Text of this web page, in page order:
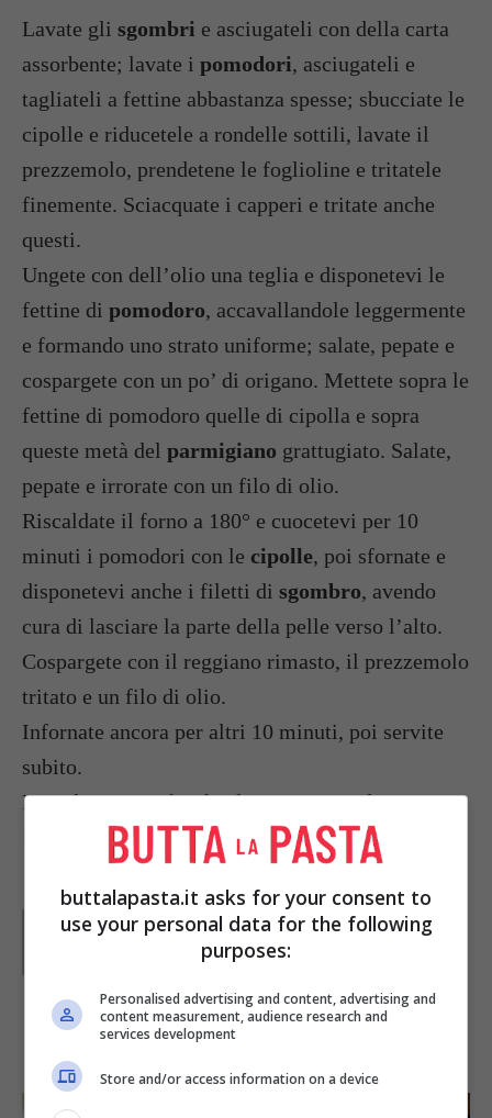
Lavate gli sgombri e asciugateli con della carta
assorbente; lavate i pomodori, asciugateli e
tagliateli a fettine abbastanza spesse; sbucciate le
cipolle e riducetele a rondelle sottili, lavate il
prezzemolo, prendetene le foglioline e tritatele
finemente. Sciacquate i capperi e tritate anche
questi.
Ungete con dell’olio una teglia e disponetevi le
fettine di pomodoro, accavallandole leggermente
e formando uno strato uniforme; salate, pepate e
cospargete con un po’ di origano. Mettete sopra le
fettine di pomodoro quelle di cipolla e sopra
queste metà del parmigiano grattugiato. Salate,
pepate e irrorate con un filo di olio.
Riscaldate il forno a 180° e cuocetevi per 10
minuti i pomodori con le cipolle, poi sfornate e
disponetevi anche i filetti di sgombro, avendo
cura di lasciare la parte della pelle verso l’alto.
Cospargete con il reggiano rimasto, il prezzemolo
tritato e un filo di olio.
Infornate ancora per altri 10 minuti, poi servite
subito.
Foto da: www.yihanfoods.com open.salon.com
1001resepi.com web.madritel.es
Parole diPaoletta
Paoletta è stata collaboratrice di Buttalapasta dal 2008
al 2011, spaziando tra tutte le tipologie di ricette, dai
IN PRIMO PIANO
buttalapasta.it asks for your consent to
use your personal data for the following
purposes:
Personalised advertising and content, advertising and
content measurement, audience research and
services development
Store and/or access information on a device